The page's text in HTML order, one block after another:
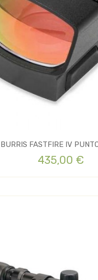
BURRIS FASTFIRE IV
435,00 €